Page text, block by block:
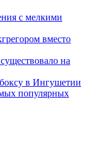
с мелкими
вместо
на
в Ингушетии
популярных